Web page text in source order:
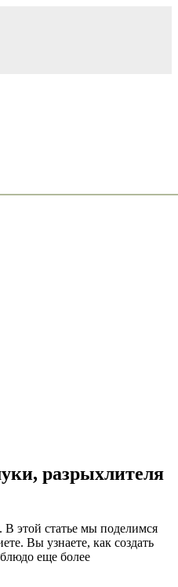
разрыхлителя
В этой статье мы поделимся
Вы узнаете, как создать
еще более